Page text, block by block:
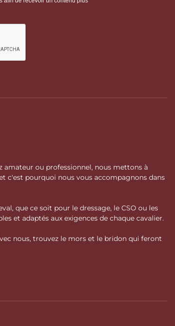
amateur ou professionnel, nous mettons à
c'est pourquoi nous vous accompagnons dans
que ce soit pour le dressage, le CSO ou les
et adaptés aux exigences de chaque cavalier.
nous, trouvez le mors et le bridon qui feront